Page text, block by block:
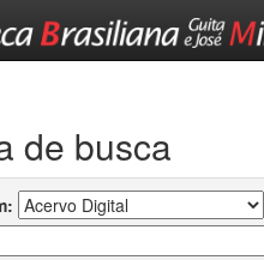
de busca